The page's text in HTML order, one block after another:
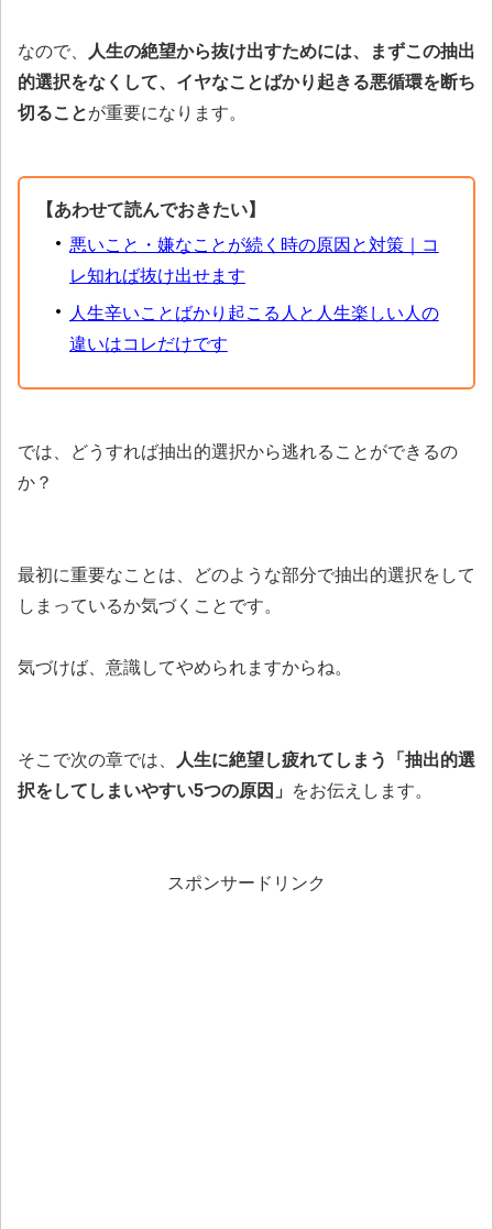
なので、
人生の絶望から抜け出すためには、まずこの抽出
的選択をなくして、イヤなことばかり起きる悪循環を断ち
切ることが重要になります。
【あわせて読んでおきたい】
悪いこと・嫌なことが続く時の原因と対策｜コ
レ知れば抜け出せます
人生辛いことばかり起こる人と人生楽しい人の
違いはコレだけです
では、どうすれば抽出的選択から逃れることができるの
か？
最初に重要なことは、どのような部分で抽出的選択をして
しまっているか気づくことです。
気づけば、意識してやめられますからね。
そこで次の章では、
人生に絶望し疲れてしまう「抽出的選
択をしてしまいやすい5つの原因」
をお伝えします。
スポンサードリンク